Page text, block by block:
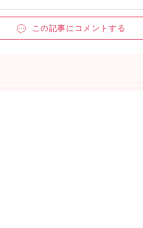
この記事にコメントする